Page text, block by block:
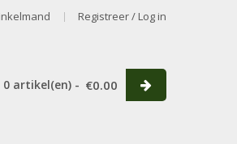
Registreer / Log in
0 artikel(en) - €0.00